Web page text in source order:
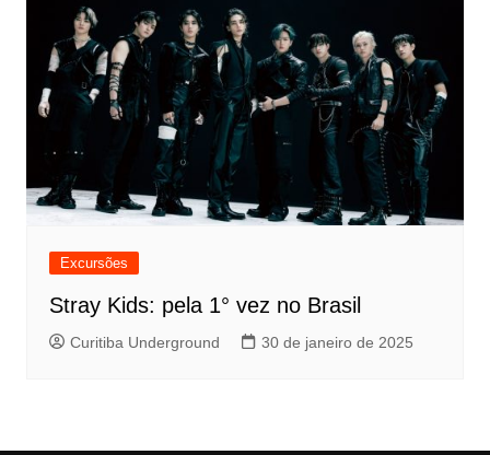
Excursões
Stray Kids: pela 1° vez no Brasil
Curitiba Underground 30 de janeiro de 2025